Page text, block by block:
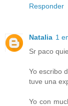
Responder
Natalia 1
Sr paco
Yo escribo
tuve una
Yo con